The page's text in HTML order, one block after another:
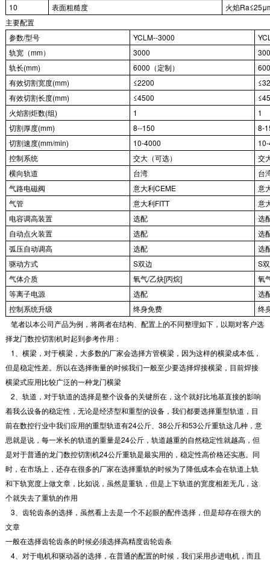
10
表面粗糙度
火焰
主要配置
参数/型号
YCLM--3000
轨宽（mm）
3000
轨长(mm)
6000（定制）
有效切割宽度(mm)
≤2200
有效切割长度(mm)
≤4500
火焰割炬数(组)
1
1
切割厚度(mm)
8--150
8-
切割速度(mm/min)
10-4000
控制系统
交大（可选）
交
横向轨道
台湾
台
气路电磁阀
意大利CEME
意
气管
意大利FITT
意
电容调高装置
选配
选
自动点火装置
选配
选
弧压自动调高
选配
选
驱动方式
S双边
S
气体介质
氧气/乙炔[丙烷]
氧
等离子电源
选配
选
控制系统升级
终身免费
终
笔者以本公司产品为例，将两者在结构、配置上的不同整理如下，以期对客户选
择龙门数控切割机时起到参考作用：
1、横梁，对于横梁，大多数的厂家会选择方管横梁，因为这样的横梁成本低，
但是稳定性差。所以在选择衡量的时候我们一般至少要选择焊接横梁，目前焊接
横梁式应用比较广泛的一种龙门横梁
2、轨道，对于轨道的选择是整个设备的关键所在，这个就好比地基直接的影响
着我么设备的稳定性，无论是经济型和重型的设备，我们都要选择重型轨道，目
前在数控行业中我们应用的重型轨道有24公斤、38公斤和53公斤重轨这几种，意
思就是说，每一米长的轨道的重量是24公斤，轨道越重的自然稳定性就越高，但
是对于普通的龙门数控切割机24公斤重轨是最实用的，稳定性高价格还实惠。同
时，在市场上，还存在很多的厂家在选择重轨的时候为了降低成本会在轨道上轨
和下轨宽度上做文章，比如说，虽然是重轨，但是上下轨道的宽度相差无几，这
个就失去了重轨的作用
3、齿轮齿条的选择，虽然看上去是一个不起眼的配件选择，但是却存在很大的
文章
一般在选择齿轮齿条的时候必须选择高精度齿轮齿条
4、对于电机和驱动器的选择，在普通的配置的时候，我们采用步进电机，而且